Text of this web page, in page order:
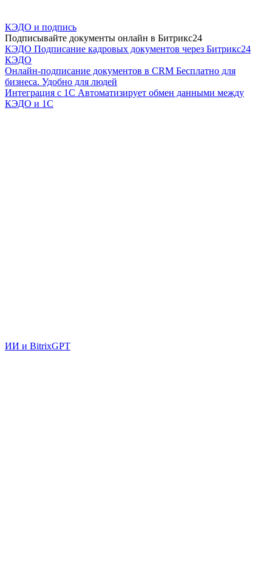
КЭДО и подпись
Подписывайте документы онлайн в Битрикс24
КЭДО Подписание кадровых документов через Битрикс24
КЭДО
Онлайн-подписание документов в CRM Бесплатно для
бизнеса. Удобно для людей
Интеграция с 1С Автоматизирует обмен данными между
КЭДО и 1С
ИИ и BitrixGPT